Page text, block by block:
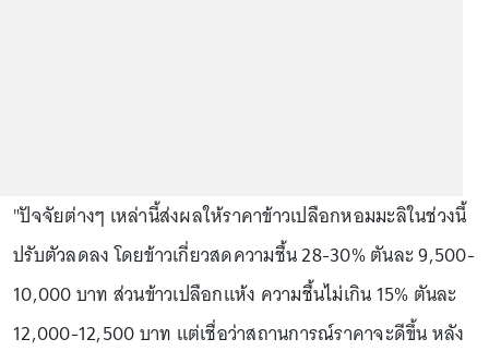
"ปัจจัยต่างๆ เหล่านี้ส่งผลให้ราคาข้าวเปลือกหอมมะลิในช่วงนี้
ปรับตัวลดลง โดยข้าวเกี่ยวสดความชื้น 28-30% ตันละ 9,500-
10,000 บาท ส่วนข้าวเปลือกแห้ง ความชื้นไม่เกิน 15% ตันละ
12,000-12,500 บาท แต่เชื่อว่าสถานการณ์ราคาจะดีขึ้น หลัง